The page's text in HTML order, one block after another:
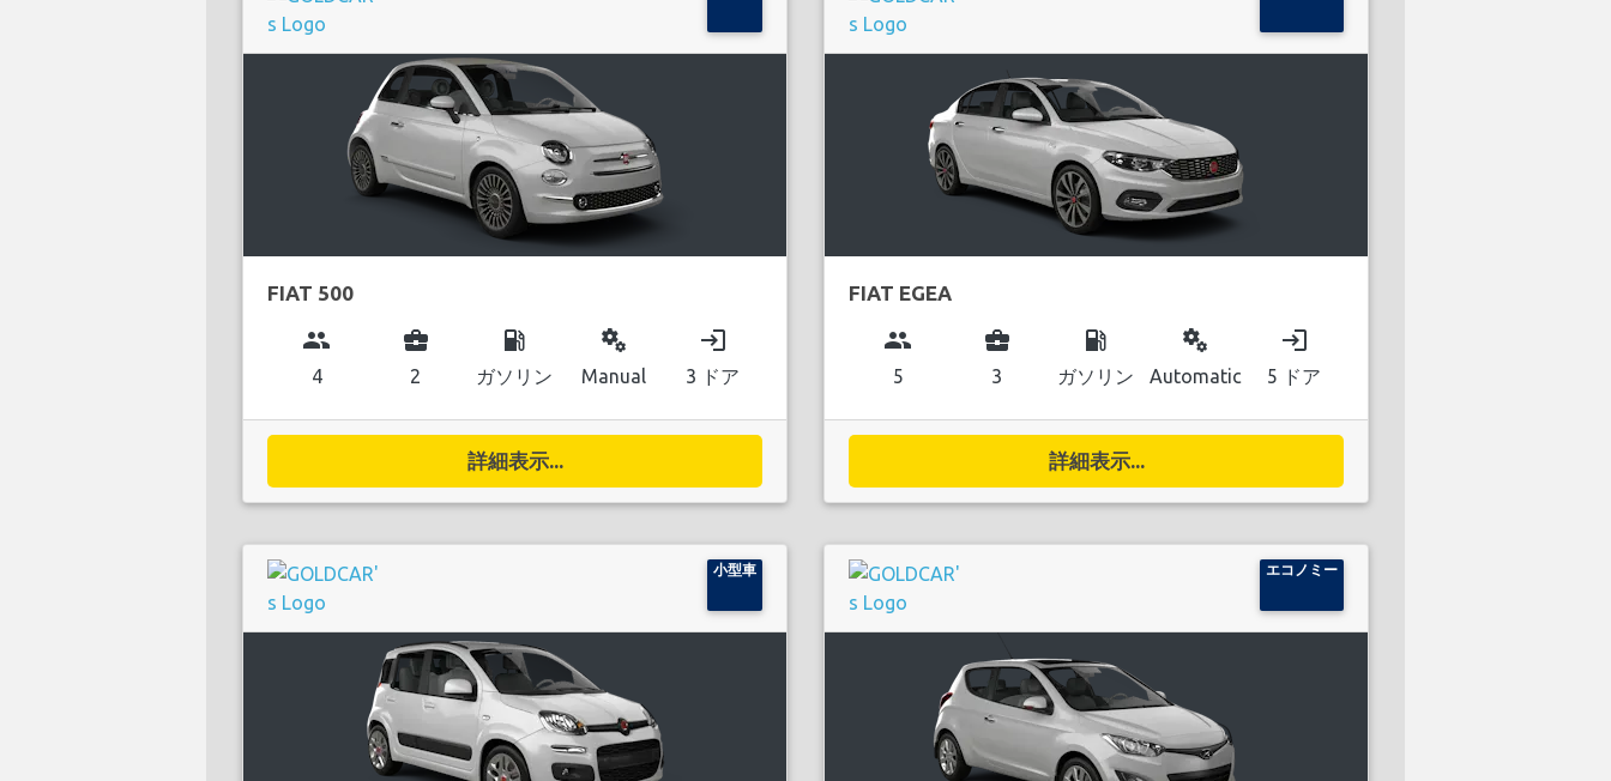
FIAT 500
group
4
business_center
2
local_gas_station
ガソリン
miscellaneous_services
Manual
login
3 ドア
詳細表示...
FIAT EGEA
group
5
business_center
3
local_gas_station
ガソリン
miscellaneous_services
Automatic
login
5 ドア
詳細表示...
小型車 エコノミー